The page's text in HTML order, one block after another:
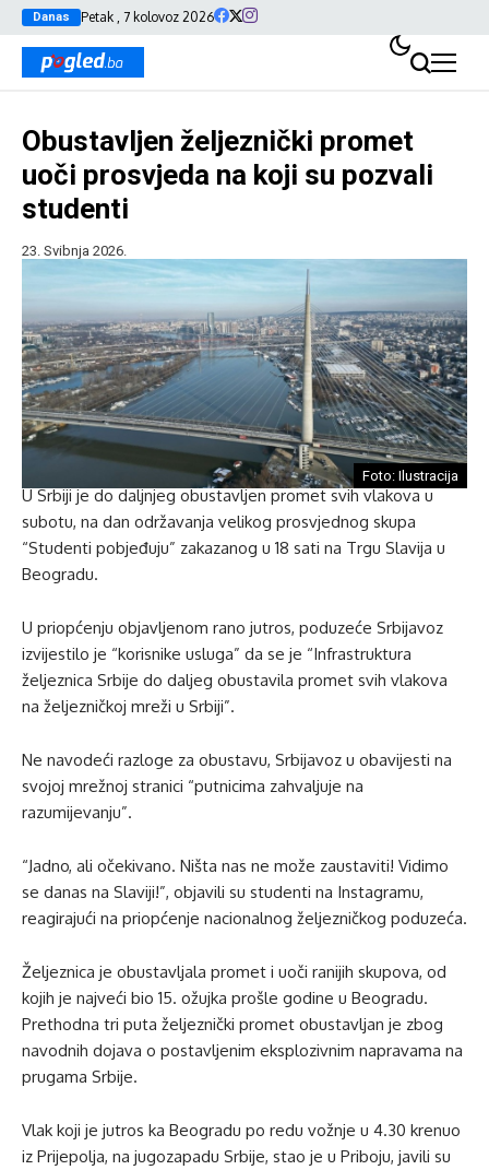
Danas Petak , 7 kolovoz 2026
Obustavljen željeznički promet
uoči prosvjeda na koji su pozvali
studenti
23. Svibnja 2026.
Foto: Ilustracija
U Srbiji je do daljnjeg obustavljen promet svih vlakova u
subotu, na dan održavanja velikog prosvjednog skupa
“Studenti pobjeđuju” zakazanog u 18 sati na Trgu Slavija u
Beogradu.
U priopćenju objavljenom rano jutros, poduzeće Srbijavoz
izvijestilo je “korisnike usluga” da se je “Infrastruktura
željeznica Srbije do daljeg obustavila promet svih vlakova
na željezničkoj mreži u Srbiji”.
Ne navodeći razloge za obustavu, Srbijavoz u obavijesti na
svojoj mrežnoj stranici “putnicima zahvaljuje na
razumijevanju”.
“Jadno, ali očekivano. Ništa nas ne može zaustaviti! Vidimo
se danas na Slaviji!”, objavili su studenti na Instagramu,
reagirajući na priopćenje nacionalnog željezničkog poduzeća.
Željeznica je obustavljala promet i uoči ranijih skupova, od
kojih je najveći bio 15. ožujka prošle godine u Beogradu.
Prethodna tri puta željeznički promet obustavljan je zbog
navodnih dojava o postavljenim eksplozivnim napravama na
prugama Srbije.
Vlak koji je jutros ka Beogradu po redu vožnje u 4.30 krenuo
iz Prijepolja, na jugozapadu Srbije, stao je u Priboju, javili su